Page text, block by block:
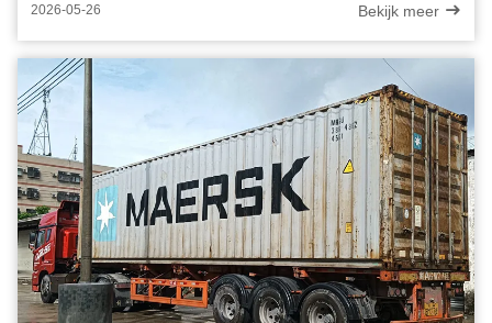
2026-05-26 Bekijk meer